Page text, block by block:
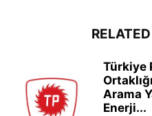
Türkiye
Arama
Enerji...